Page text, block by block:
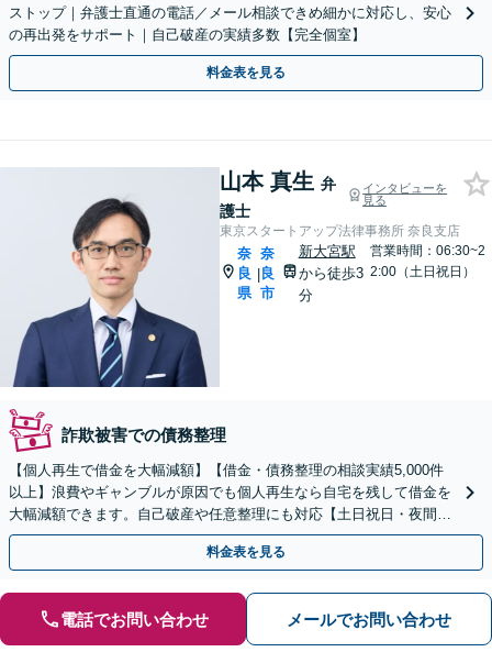
ストップ｜弁護士直通の電話／メール相談できめ細かに対応し、安心
の再出発をサポート｜自己破産の実績多数【完全個室】
料金表を見る
山本 真生 弁
護士
インタビューを
見る
東京スタートアップ法律事務所 奈良支店
奈
良
県
|
奈
良
市
新大宮駅
から徒歩3
分
営業時間：06:30~2
2:00（土日祝日）
詐欺被害での債務整理
【個人再生で借金を大幅減額】【借金・債務整理の相談実績5,000件
以上】浪費やギャンブルが原因でも個人再生なら自宅を残して借金を
大幅減額できます。自己破産や任意整理にも対応【土日祝日・夜間も
相談受付】【費用の分割払い可】初回相談料は0円
料金表を見る
電話でお問い合わせ メールでお問い合わせ